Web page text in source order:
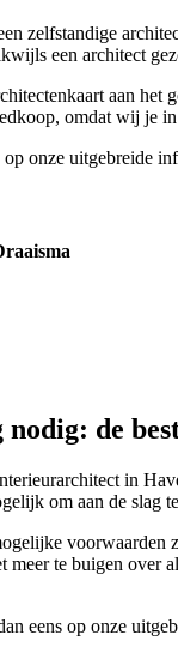
zelfstandige
een architect
aan
omdat wij je
onze uitgebreide
de
in
om aan de
te buigen
eens op onze